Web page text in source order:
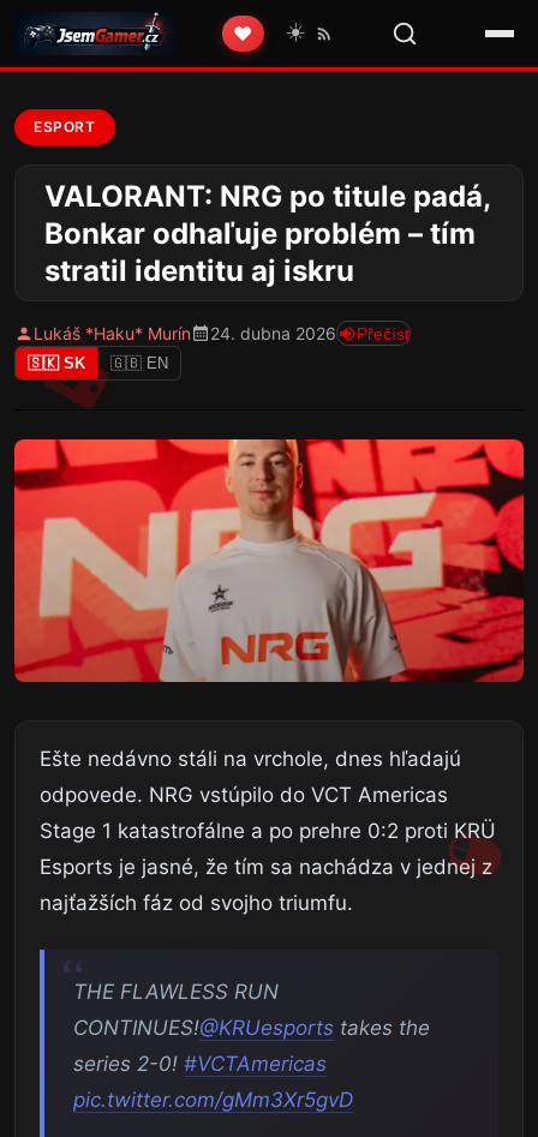
❤️ ☀️
ESPORT
VALORANT: NRG po titule padá,
Bonkar odhaľuje problém – tím
stratil identitu aj iskru
Lukáš *Haku* Murín 24. dubna 2026 Přečíst
🇸🇰 SK 🇬🇧 EN
Ešte nedávno stáli na vrchole, dnes hľadajú
odpovede. NRG vstúpilo do VCT Americas
Stage 1 katastrofálne a po prehre 0:2 proti KRÜ
Esports je jasné, že tím sa nachádza v jednej z
najťažších fáz od svojho triumfu.
THE FLAWLESS RUN
CONTINUES!@KRUesports takes the
series 2-0! #VCTAmericas
pic.twitter.com/gMm3Xr5gvD